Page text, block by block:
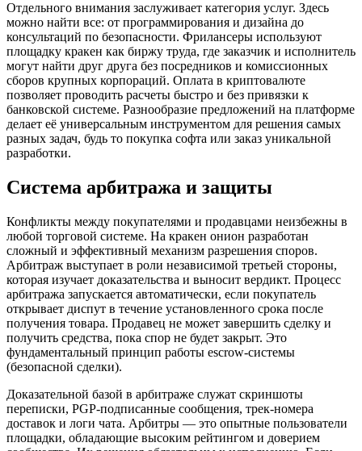
Отдельного внимания заслуживает категория услуг. Здесь
можно найти все: от программирования и дизайна до
консультаций по безопасности. Фрилансеры используют
площадку кракен как биржу труда, где заказчик и исполнитель
могут найти друг друга без посредников и комиссионных
сборов крупных корпораций. Оплата в криптовалюте
позволяет проводить расчеты быстро и без привязки к
банковской системе. Разнообразие предложений на платформе
делает её универсальным инструментом для решения самых
разных задач, будь то покупка софта или заказ уникальной
разработки.
Система арбитража и защиты
Конфликты между покупателями и продавцами неизбежны в
любой торговой системе. На кракен онион разработан
сложный и эффективный механизм разрешения споров.
Арбитраж выступает в роли независимой третьей стороны,
которая изучает доказательства и выносит вердикт. Процесс
арбитража запускается автоматически, если покупатель
открывает диспут в течение установленного срока после
получения товара. Продавец не может завершить сделку и
получить средства, пока спор не будет закрыт. Это
фундаментальный принцип работы escrow-системы
(безопасной сделки).
Доказательной базой в арбитраже служат скриншоты
переписки, PGP-подписанные сообщения, трек-номера
доставок и логи чата. Арбитры — это опытные пользователи
площадки, обладающие высоким рейтингом и доверием